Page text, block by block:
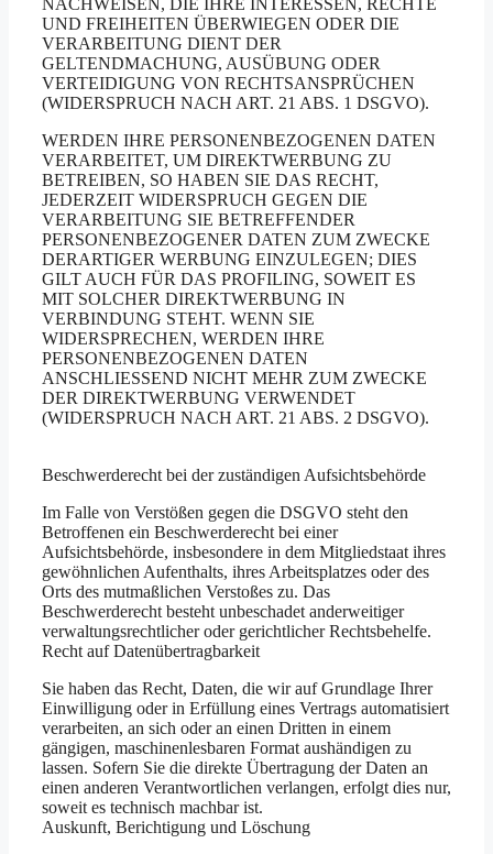
NACHWEISEN, DIE IHRE INTERESSEN, RECHTE
UND FREIHEITEN ÜBERWIEGEN ODER DIE
VERARBEITUNG DIENT DER
GELTENDMACHUNG, AUSÜBUNG ODER
VERTEIDIGUNG VON RECHTSANSPRÜCHEN
(WIDERSPRUCH NACH ART. 21 ABS. 1 DSGVO).
WERDEN IHRE PERSONENBEZOGENEN DATEN
VERARBEITET, UM DIREKTWERBUNG ZU
BETREIBEN, SO HABEN SIE DAS RECHT,
JEDERZEIT WIDERSPRUCH GEGEN DIE
VERARBEITUNG SIE BETREFFENDER
PERSONENBEZOGENER DATEN ZUM ZWECKE
DERARTIGER WERBUNG EINZULEGEN; DIES
GILT AUCH FÜR DAS PROFILING, SOWEIT ES
MIT SOLCHER DIREKTWERBUNG IN
VERBINDUNG STEHT. WENN SIE
WIDERSPRECHEN, WERDEN IHRE
PERSONENBEZOGENEN DATEN
ANSCHLIESSEND NICHT MEHR ZUM ZWECKE
DER DIREKTWERBUNG VERWENDET
(WIDERSPRUCH NACH ART. 21 ABS. 2 DSGVO).
Beschwerde­recht bei der zuständigen Aufsichts­behörde
Im Falle von Verstößen gegen die DSGVO steht den
Betroffenen ein Beschwerderecht bei einer
Aufsichtsbehörde, insbesondere in dem Mitgliedstaat ihres
gewöhnlichen Aufenthalts, ihres Arbeitsplatzes oder des
Orts des mutmaßlichen Verstoßes zu. Das
Beschwerderecht besteht unbeschadet anderweitiger
verwaltungsrechtlicher oder gerichtlicher Rechtsbehelfe.
Recht auf Daten­übertrag­barkeit
Sie haben das Recht, Daten, die wir auf Grundlage Ihrer
Einwilligung oder in Erfüllung eines Vertrags automatisiert
verarbeiten, an sich oder an einen Dritten in einem
gängigen, maschinenlesbaren Format aushändigen zu
lassen. Sofern Sie die direkte Übertragung der Daten an
einen anderen Verantwortlichen verlangen, erfolgt dies nur,
soweit es technisch machbar ist.
Auskunft, Berichtigung und Löschung